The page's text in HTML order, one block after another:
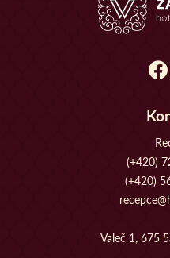
(+420)
(+420)
Valeč 1, 675